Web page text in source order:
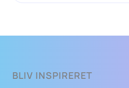
BLIV INSPIRERET